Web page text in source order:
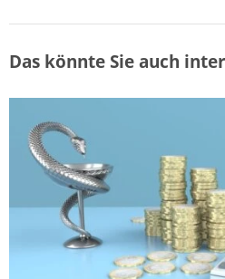
Das könnte Sie auch